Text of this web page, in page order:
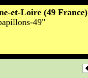
et-Loire (49 France)
49"